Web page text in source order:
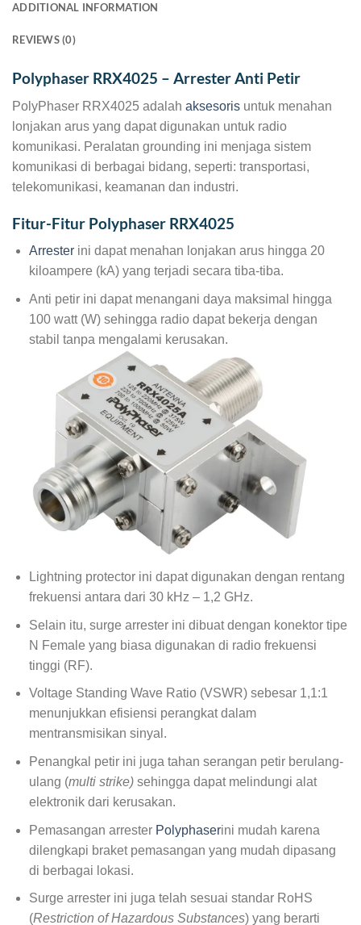
ADDITIONAL INFORMATION
REVIEWS (0)
Polyphaser RRX4025 – Arrester Anti Petir
PolyPhaser RRX4025 adalah aksesoris untuk menahan
lonjakan arus yang dapat digunakan untuk radio
komunikasi. Peralatan grounding ini menjaga sistem
komunikasi di berbagai bidang, seperti: transportasi,
telekomunikasi, keamanan dan industri.
Fitur-Fitur Polyphaser RRX4025
Arresterini dapat menahan lonjakan arus hingga 20
kiloampere (kA) yang terjadi secara tiba-tiba.
Anti petir ini dapat menangani daya maksimal hingga
100 watt (W) sehingga radio dapat bekerja dengan
stabil tanpa mengalami kerusakan.
Lightning protector ini dapat digunakan dengan rentang
frekuensi antara dari 30 kHz – 1,2 GHz.
Selain itu, surge arrester ini dibuat dengan konektor tipe
N Female yang biasa digunakan di radio frekuensi
tinggi (RF).
Voltage Standing Wave Ratio (VSWR) sebesar 1,1:1
menunjukkan efisiensi perangkat dalam
mentransmisikan sinyal.
Penangkal petir ini juga tahan serangan petir berulang-
ulang (multi strike) sehingga dapat melindungi alat
elektronik dari kerusakan.
Pemasangan arrester Polyphaserini mudah karena
dilengkapi braket pemasangan yang mudah dipasang
di berbagai lokasi.
Surge arrester ini juga telah sesuai standar RoHS
(Restriction of Hazardous Substances) yang berarti